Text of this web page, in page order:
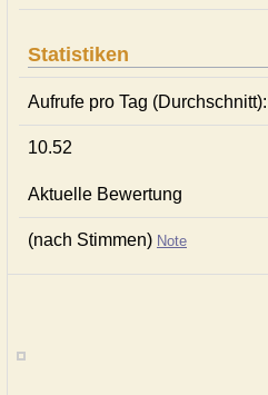
Statistiken
Aufrufe pro Tag (Durchschnitt):
10.52
Aktuelle Bewertung
(nach Stimmen) Note